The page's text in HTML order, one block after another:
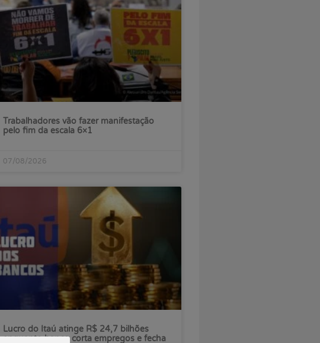
Trabalhadores vão fazer manifestação
pelo fim da escala 6×1
07/08/2026
Lucro do Itaú atinge R$ 24,7 bilhões
enquanto banco corta empregos e fecha